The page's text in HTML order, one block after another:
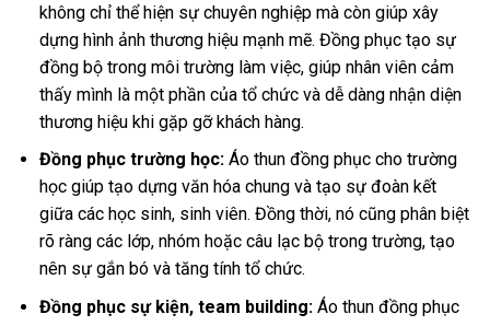
không chỉ thể hiện sự chuyên nghiệp mà còn giúp xây
dựng hình ảnh thương hiệu mạnh mẽ. Đồng phục tạo sự
đồng bộ trong môi trường làm việc, giúp nhân viên cảm
thấy mình là một phần của tổ chức và dễ dàng nhận diện
thương hiệu khi gặp gỡ khách hàng.
Đồng phục trường học:Áo thun đồng phục cho trường
học giúp tạo dựng văn hóa chung và tạo sự đoàn kết
giữa các học sinh, sinh viên. Đồng thời, nó cũng phân biệt
rõ ràng các lớp, nhóm hoặc câu lạc bộ trong trường, tạo
nên sự gắn bó và tăng tính tổ chức.
Đồng phục sự kiện, team building:Áo thun đồng phục